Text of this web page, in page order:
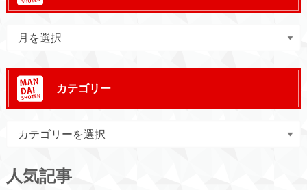
カテゴリー
人気記事